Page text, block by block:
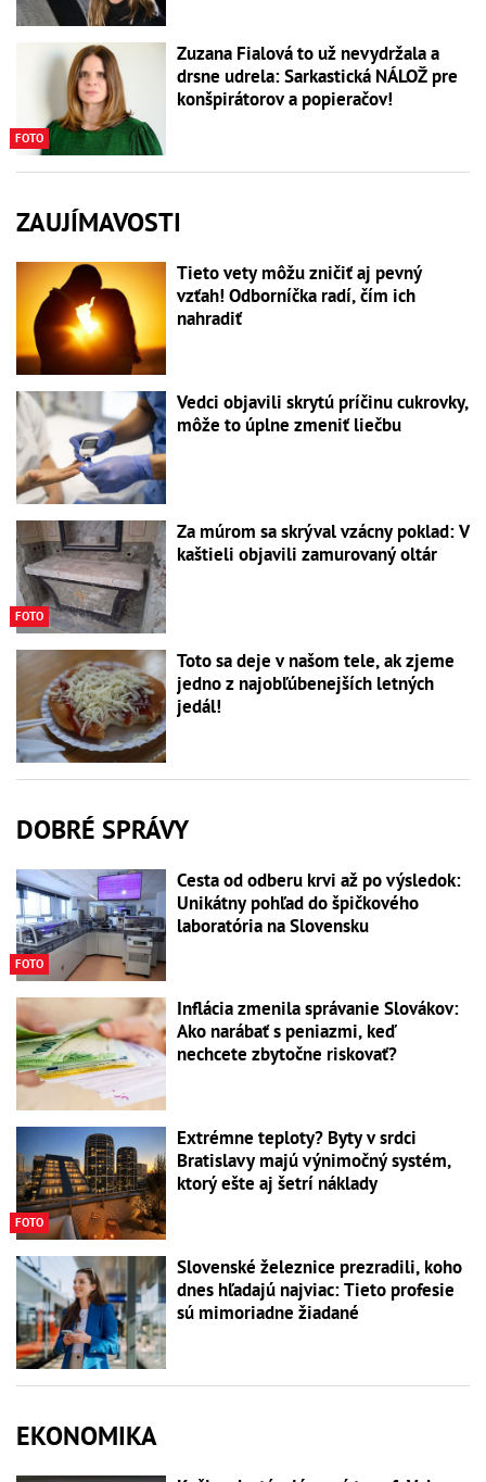
FOTO
Zuzana Fialová to už nevydržala a
drsne udrela: Sarkastická NÁLOŽ pre
konšpirátorov a popieračov!
ZAUJÍMAVOSTI
Tieto vety môžu zničiť aj pevný
vzťah! Odborníčka radí, čím ich
nahradiť
Vedci objavili skrytú príčinu cukrovky,
môže to úplne zmeniť liečbu
FOTO
Za múrom sa skrýval vzácny poklad: V
kaštieli objavili zamurovaný oltár
Toto sa deje v našom tele, ak zjeme
jedno z najobľúbenejších letných
jedál!
DOBRÉ SPRÁVY
FOTO
Cesta od odberu krvi až po výsledok:
Unikátny pohľad do špičkového
laboratória na Slovensku
Inflácia zmenila správanie Slovákov:
Ako narábať s peniazmi, keď
nechcete zbytočne riskovať?
FOTO
Extrémne teploty? Byty v srdci
Bratislavy majú výnimočný systém,
ktorý ešte aj šetrí náklady
Slovenské železnice prezradili, koho
dnes hľadajú najviac: Tieto profesie
sú mimoriadne žiadané
EKONOMIKA